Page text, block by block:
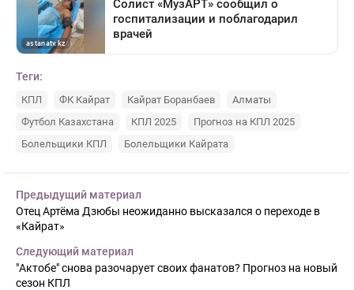
Теги:
КПЛ ФК Кайрат Кайрат Боранбаев
Алматы
Футбол Казахстана
КПЛ 2025
Прогноз на КПЛ 2025
Болельщики КПЛ
Болельщики Кайрата
Предыдущий материал
Отец Артёма Дзюбы неожиданно высказался о переходе в
«Кайрат»
Следующий материал
"Актобе" снова разочарует своих фанатов? Прогноз на новый
сезон КПЛ